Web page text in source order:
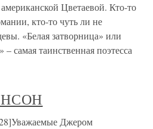
Цветаевой. Кто-то
кто-то чуть ли не
«Белая затворница» или
самая таинственная поэтесса
Джером